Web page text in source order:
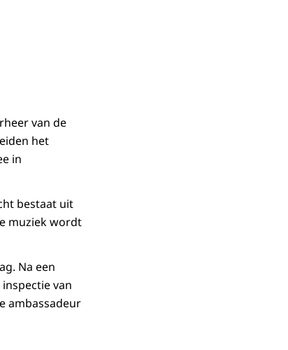
van de
het
in
bestaat uit
muziek wordt
Na een
van
ambassadeur